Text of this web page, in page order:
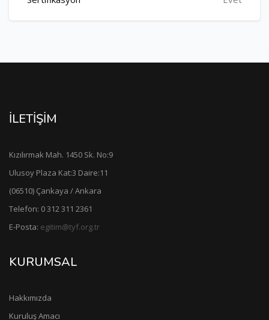
İLETİŞİM
Kızılırmak Mah. 1450 Sk. No:9
Ulusoy Plaza Kat:3 Daire:11
(06510) Çankaya / Ankara
Telefon: 0 312 311 2361
E-Posta: egitim@tyf.org.tr
KURUMSAL
Hakkımızda
Kuruluş Amacı